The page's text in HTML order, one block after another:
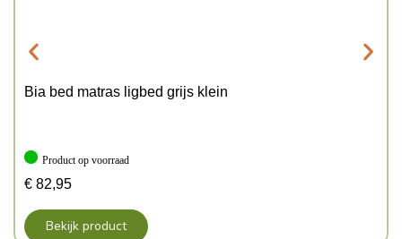
Bia bed matras ligbed grijs klein
Product op voorraad
€ 82,95
Bekijk product